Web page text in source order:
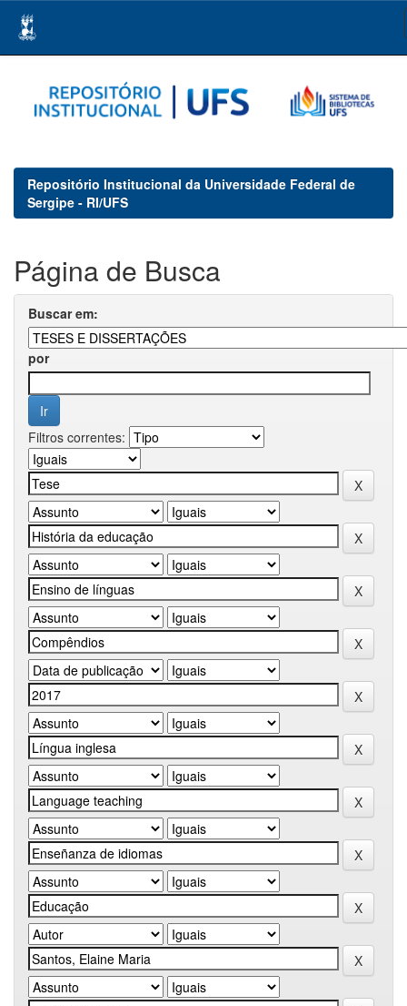
navigation
Repositório Institucional da Universidade Federal de
Sergipe - RI/UFS
Página de Busca
Buscar em:
por
Filtros correntes: